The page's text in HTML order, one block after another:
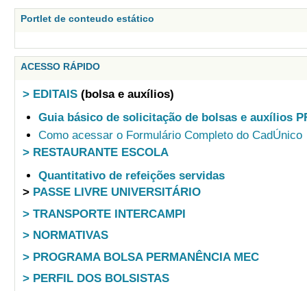
Portlet de conteudo estático
ACESSO RÁPIDO
> EDITAIS (bolsa e auxílios)
Guia básico de solicitação de bolsas e auxílios
Como acessar o Formulário Completo do CadÚnico
> RESTAURANTE ESCOLA
Quantitativo de refeições servidas
> PASSE LIVRE UNIVERSITÁRIO
> TRANSPORTE INTERCAMPI
> NORMATIVAS
> PROGRAMA BOLSA PERMANÊNCIA MEC
> PERFIL DOS BOLSISTAS